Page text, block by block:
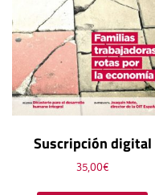
Suscripción digital
35,00€